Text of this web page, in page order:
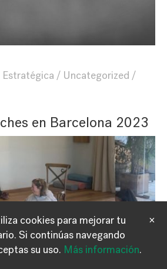
Contacto
Estratégica
Uncategorized
en Barcelona 2023
×
cookies para mejorar tu
Si continúas navegando
su uso. Más información.